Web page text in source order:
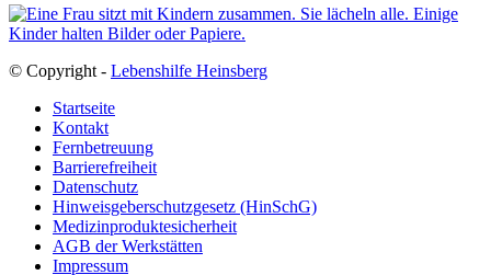
© Copyright - Lebenshilfe Heinsberg
Startseite
Kontakt
Fernbetreuung
Barrierefreiheit
Datenschutz
Hinweisgeberschutzgesetz (HinSchG)
Medizinproduktesicherheit
AGB der Werkstätten
Impressum